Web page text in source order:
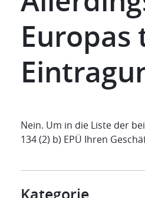
Nein. Um in die Liste der
134 (2) b) EPÜ Ihren